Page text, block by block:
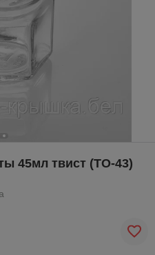
45мл твист (ТО-43)